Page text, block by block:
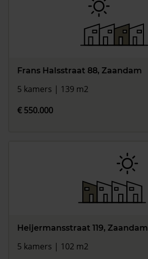
Frans Halsstraat 88, Zaandam
5 kamers | 139 m2
€ 550.000
Heijermansstraat 119, Zaandam
5 kamers | 102 m2